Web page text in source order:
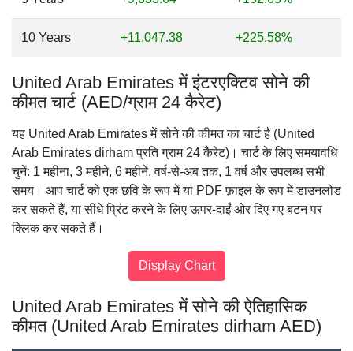
10 Years +11,047.38 +225.58%
United Arab Emirates में इंटरएक्टिव सोने की
कीमत चार्ट (AED/ग्राम 24 कैरेट)
यह United Arab Emirates में सोने की कीमत का चार्ट है (United
Arab Emirates dirham प्रति ग्राम 24 कैरेट)। चार्ट के लिए समयावधि
चुनें: 1 महीना, 3 महीने, 6 महीने, वर्ष-से-अब तक, 1 वर्ष और उपलब्ध सभी
समय। आप चार्ट को एक छवि के रूप में या PDF फ़ाइल के रूप में डाउनलोड
कर सकते हैं, या सीधे प्रिंट करने के लिए ऊपर-दाईं ओर दिए गए बटन पर
क्लिक कर सकते हैं।
United Arab Emirates में सोने की ऐतिहासिक
कीमत (United Arab Emirates dirham AED)